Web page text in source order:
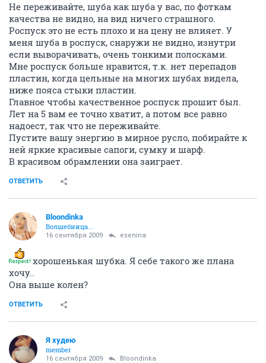
Не переживайте, шуба как шуба у вас, по фоткам
качества не видно, на вид ничего страшного.
Роспуск это не есть плохо и на цену не влияет. У
меня шуба в роспуск, снаружи не видно, изнутри
если выворачивать, очень тонкими полосками.
Мне роспуск больше нравится, т.к. нет перепадов
пластин, когда цельные на многих шубах видела,
ниже пояса стыки пластин.
Главное чтобы качественное роспуск прошит был.
Лет на 5 вам ее точно хватит, а потом все равно
надоест, так что не переживайте.
Пустите вашу энергию в мирное русло, побирайте к
ней яркие красивые сапоги, сумку и шарф.
В красивом обрамлении она заиграет.
ОТВЕТИТЬ
Bloondinka
Волшебница...
16 сентября 2009 esenina
хорошенькая шубка. Я себе такого же плана
хочу..
Она выше колен?
ОТВЕТИТЬ
Я худею
member
16 сентября 2009 Bloondinka